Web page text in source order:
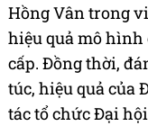
Hồng Vân trong
hiệu quả mô
cấp. Đồng thời,
túc, hiệu quả của
tác tổ chức Đại